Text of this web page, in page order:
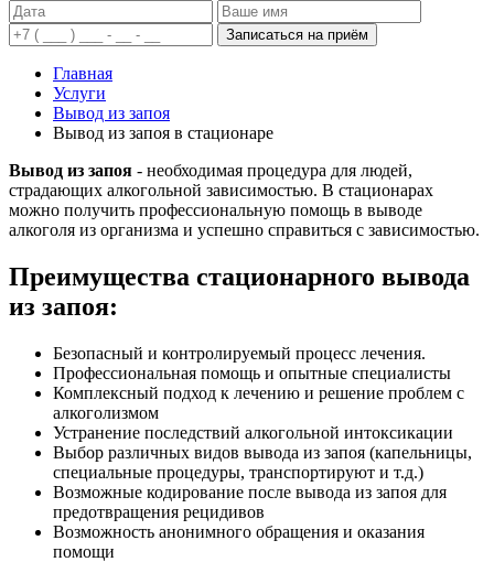
Записаться на приём
Главная
Услуги
Вывод из запоя
Вывод из запоя в стационаре
Вывод из запоя - необходимая процедура для людей,
страдающих алкогольной зависимостью. В стационарах
можно получить профессиональную помощь в выводе
алкоголя из организма и успешно справиться с зависимостью.
Преимущества стационарного вывода
из запоя:
Безопасный и контролируемый процесс лечения.
Профессиональная помощь и опытные специалисты
Комплексный подход к лечению и решение проблем с
алкоголизмом
Устранение последствий алкогольной интоксикации
Выбор различных видов вывода из запоя (капельницы,
специальные процедуры, транспортируют и т.д.)
Возможные кодирование после вывода из запоя для
предотвращения рецидивов
Возможность анонимного обращения и оказания
помощи